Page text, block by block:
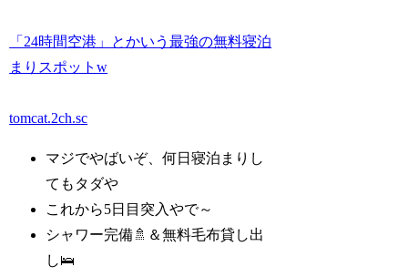
「24時間空港」とかいう最強の無料寝泊
まりスポットw
tomcat.2ch.sc
マジでやばいぞ、何日寝泊まりし
てもタダや
これから5日目突入やで～
シャワー完備🚿＆無料毛布貸し出
し🛌